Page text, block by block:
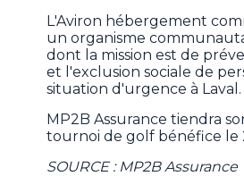
L'Aviron hébergement
un organisme
dont la mission est de
et l'exclusion sociale de
situation d'urgence à Laval.
MP2B Assurance tiendra
tournoi de golf bénéfice le
SOURCE : MP2B Assurance